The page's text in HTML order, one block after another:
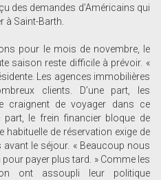
des demandes d’Américains qui
à Saint-Barth.
pour le mois de novembre, le
saison reste difficile à prévoir. «
Les agences immobilières
clients. D’une part, les
craignent de voyager dans ce
part, le frein financier bloque de
de réservation exige de
le séjour. « Beaucoup nous
payer plus tard. » Comme les
ont assoupli leur politique